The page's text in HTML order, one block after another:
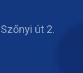
út 2.